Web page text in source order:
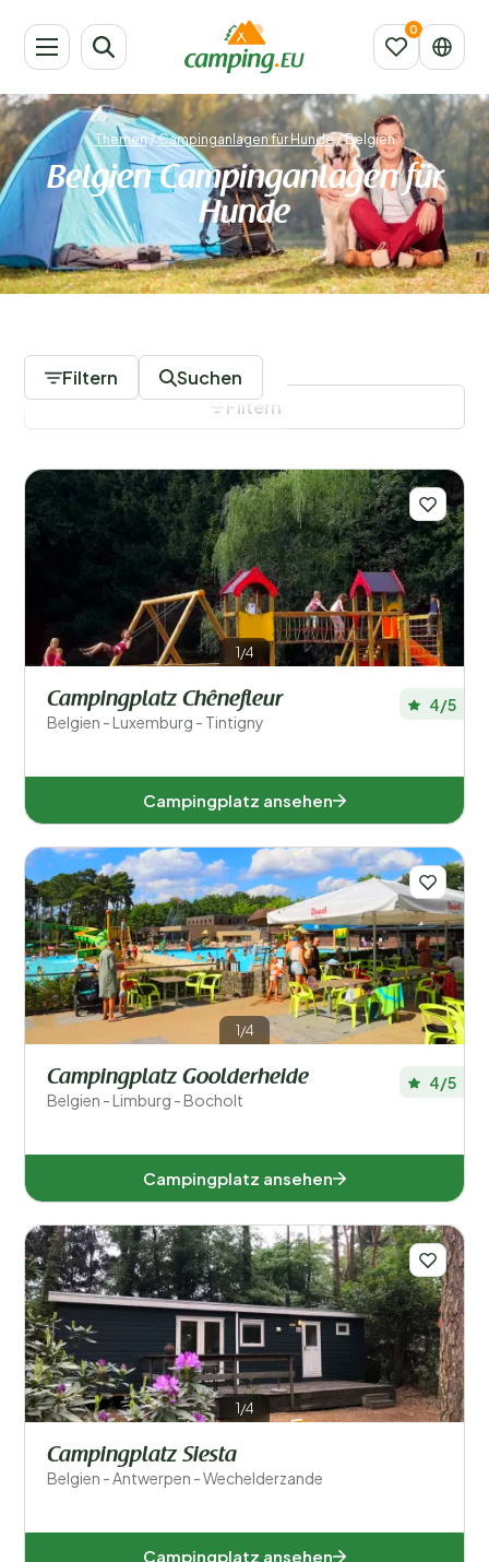
Themen/Campinganlagen für Hunde/Belgien
Belgien Campinganlagen für
Hunde
Filtern Suchen
Regionen
Antwerpen (4)
Limburg (2)
Lüttich (2)
Luxemburg (2)
Westflandern (1)
Unterkunftstyp
Schwimmen
Allgemein
Sport und Freizeit
Filter speichern
Filtern
1/4
Campingplatz Chênefleur
Belgien - Luxemburg - Tintigny
4/5
Campingplatz ansehen
1/4
Campingplatz Goolderheide
Belgien - Limburg - Bocholt
4/5
Campingplatz ansehen
1/4
Campingplatz Siesta
Belgien - Antwerpen - Wechelderzande
Campingplatz ansehen